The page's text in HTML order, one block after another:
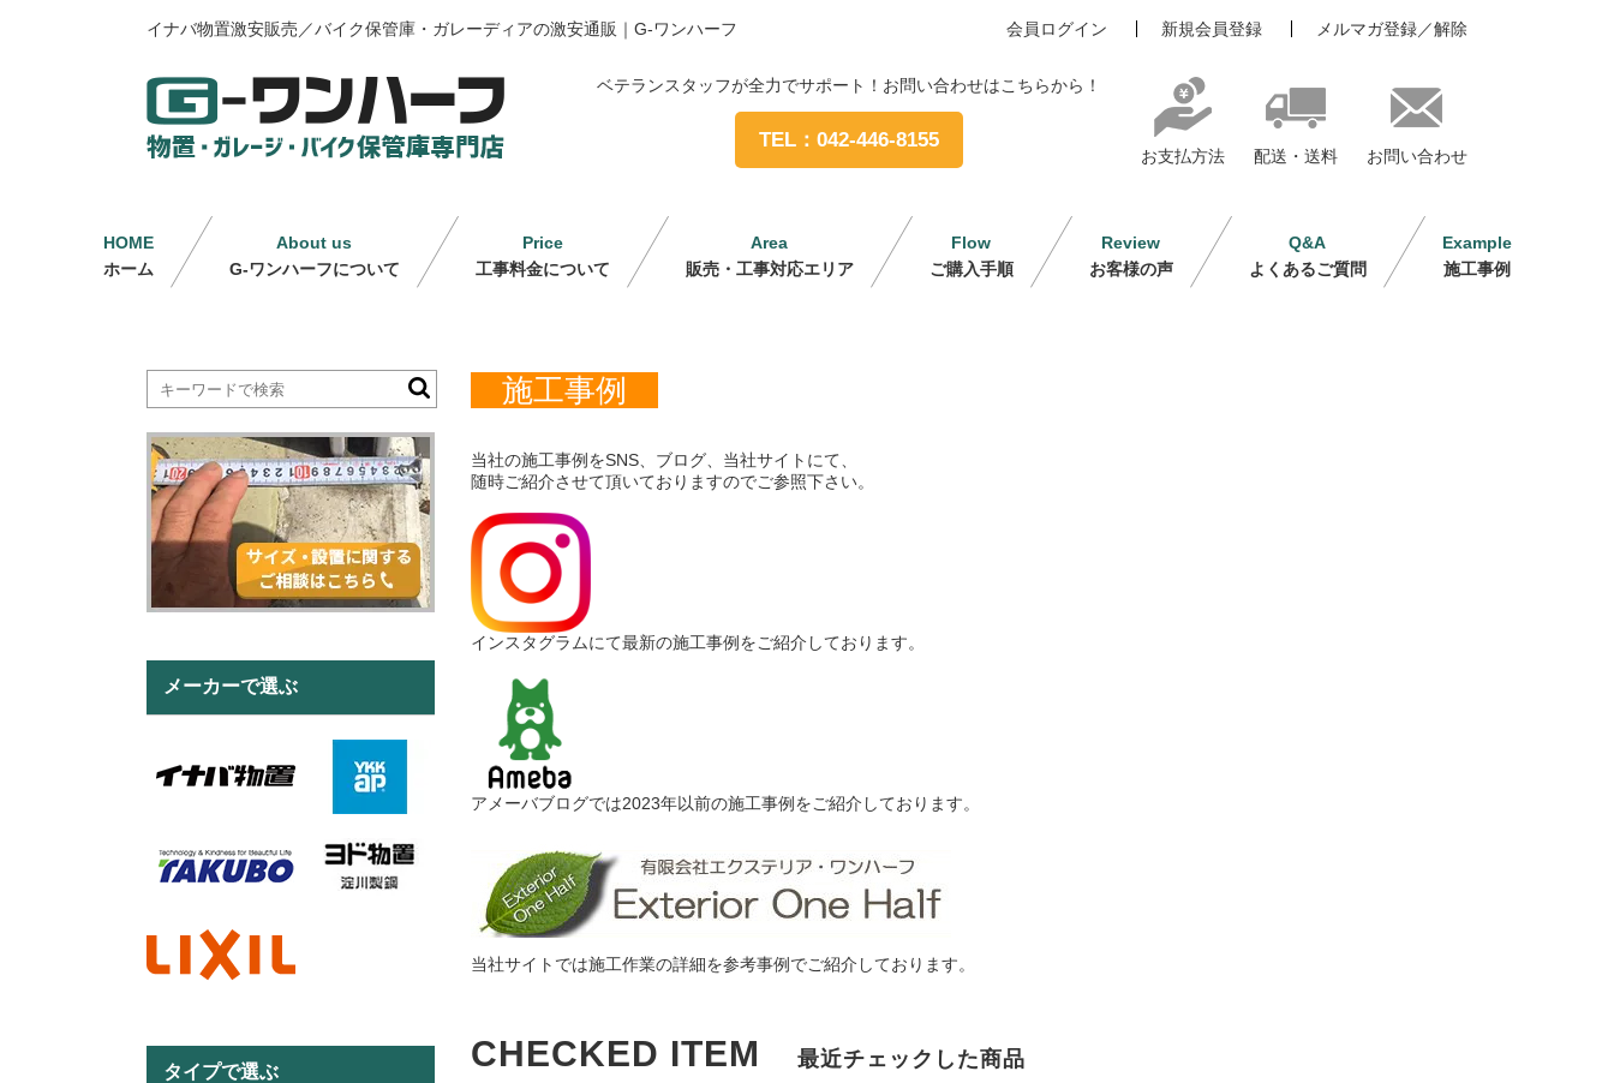
イナバ物置激安販売／バイク保管庫・ガレーディアの激安通販｜G-ワンハーフ 会員ログイン 新規会員登録 メルマガ登録／解除
ベテランスタッフが全力でサポート！お問い合わせはこちらから！
TEL：042-446-8155
お支払方法 配送・送料 お問い合わせ
HOME
ホーム
About us
G-ワンハーフについて
Price
工事料金について
Area
販売・工事対応エリア
Flow
ご購入手順
Review
お客様の声
Q&A
よくあるご質問
Example
施工事例
施工事例
当社の施工事例をSNS、ブログ、当社サイトにて、
随時ご紹介させて頂いておりますのでご参照下さい。
インスタグラムにて最新の施工事例をご紹介しております。
アメーバブログでは2023年以前の施工事例をご紹介しております。
当社サイトでは施工作業の詳細を参考事例でご紹介しております。
CHECKED ITEM 最近チェックした商品
メーカーで選ぶ
タイプで選ぶ